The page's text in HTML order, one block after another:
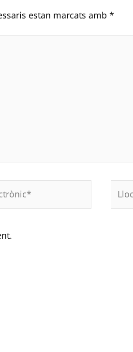
estan marcats amb*
web